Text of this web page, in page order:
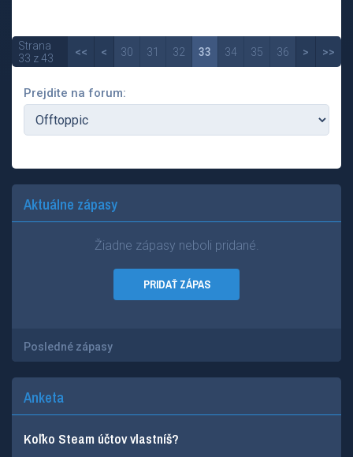
Strana
33 z 43
<< < 30 31 32 33 34 35 36 > >>
Prejdite na forum:
Aktuálne zápasy
Žiadne zápasy neboli pridané.
PRIDAŤ ZÁPAS
Posledné zápasy
Anketa
Koľko Steam účtov vlastníš?